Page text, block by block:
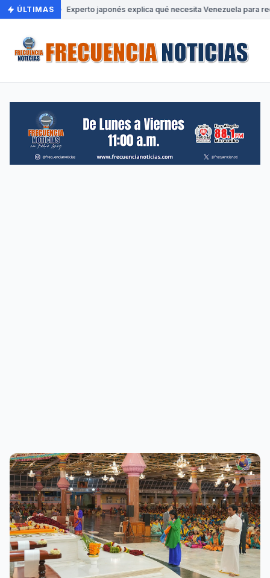
ÚLTIMAS Experto japonés explica qué necesita Venezuela para